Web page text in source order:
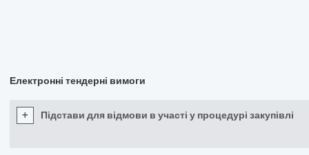
Електронні тендерні вимоги
+ Підстави для відмови в участі у процедурі закупівлі